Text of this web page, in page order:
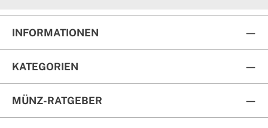
INFORMATIONEN
KATEGORIEN
MÜNZ-RATGEBER